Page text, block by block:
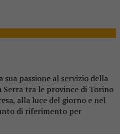
passione al servizio della
Serra tra le province di Torino
alla luce del giorno e nel
di riferimento per